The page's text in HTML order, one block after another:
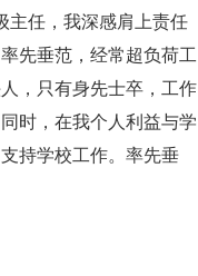
主任，我深感肩上责任
先垂范，经常超负荷工
，只有身先士卒，工作
时，在我个人利益与学
持学校工作。率先垂